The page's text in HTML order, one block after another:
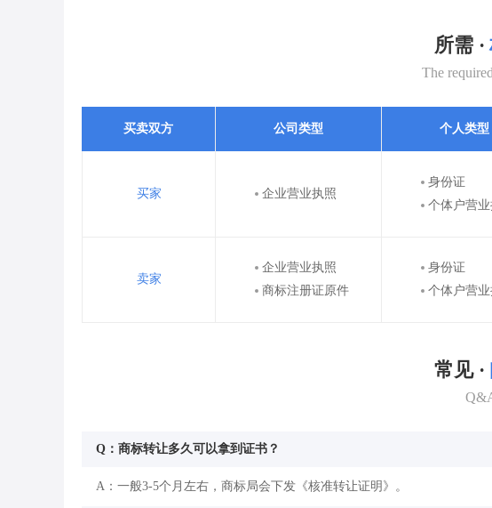
所需 ·
The
买卖双方 公司类型 个人类型
买家 企业营业执照
身份证
个体户营业
卖家
企业营业执照
商标注册证原件
身份证
个体户营业
常见 ·
Q：商标转让多久可以拿到证书？
A：一般3-5个月左右，商标局会下发《核准转让证明》。